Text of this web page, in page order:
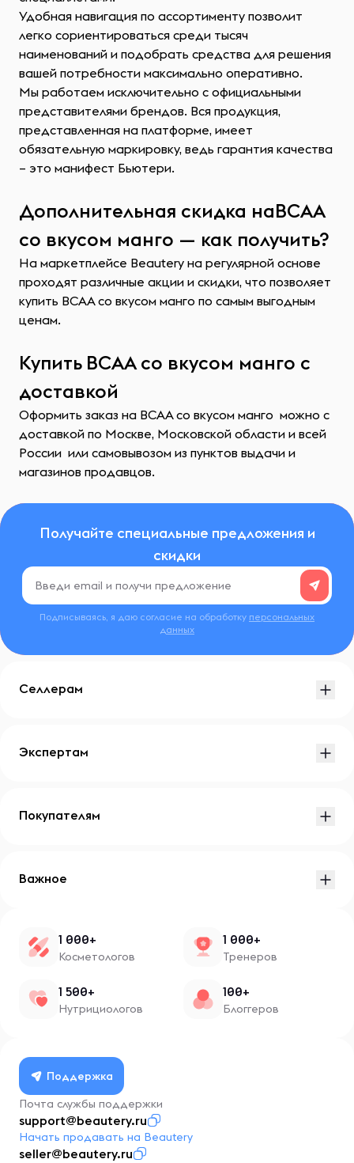
Удобная навигация по ассортименту позволит
легко сориентироваться среди тысяч
наименований и подобрать средства для решения
вашей потребности максимально оперативно.
Мы работаем исключительно с официальными
представителями брендов. Вся продукция,
представленная на платформе, имеет
обязательную маркировку, ведь гарантия качества
– это манифест Бьютери.
Дополнительная скидка наBCAA
со вкусом манго — как получить?
На маркетплейсе Beautery на регулярной основе
проходят различные акции и скидки, что позволяет
купить BCAA со вкусом манго по самым выгодным
ценам.
Купить BCAA со вкусом манго с
доставкой
Оформить заказ на BCAA со вкусом манго можно с
доставкой по Москве, Московской области и всей
России или самовывозом из пунктов выдачи и
магазинов продавцов.
Получайте специальные предложения и
скидки
Подписываясь, я даю согласие на обработку персональных
данных
Селлерам
Экспертам
Покупателям
Важное
1 000+
Косметологов
1 000+
Тренеров
1 500+
Нутрициологов
100+
Блоггеров
Поддержка
Почта службы поддержки
support@beautery.ru
Начать продавать на Beautery
seller@beautery.ru